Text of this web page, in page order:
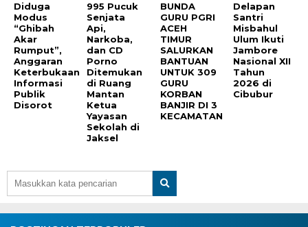
Diduga
Modus
“Ghibah
Akar
Rumput”,
Anggaran
Keterbukaan
Informasi
Publik
Disorot
995 Pucuk
Senjata
Api,
Narkoba,
dan CD
Porno
Ditemukan
di Ruang
Mantan
Ketua
Yayasan
Sekolah di
Jaksel
BUNDA
GURU PGRI
ACEH
TIMUR
SALURKAN
BANTUAN
UNTUK 309
GURU
KORBAN
BANJIR DI 3
KECAMATAN
Delapan
Santri
Misbahul
Ulum Ikuti
Jambore
Nasional XII
Tahun
2026 di
Cibubur